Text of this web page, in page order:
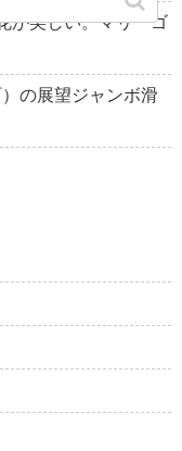
が美しい。マリーゴ
の展望ジャンボ滑